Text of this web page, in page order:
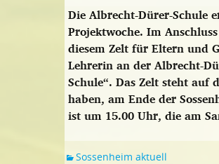
Die Albrecht-Dürer-Schule
Projektwoche. Im
diesem Zelt für Eltern und
Lehrerin an der Albrecht-
Schule“. Das Zelt steht
haben, am Ende der
ist um 15.00 Uhr, die am
Sossenheim aktuell